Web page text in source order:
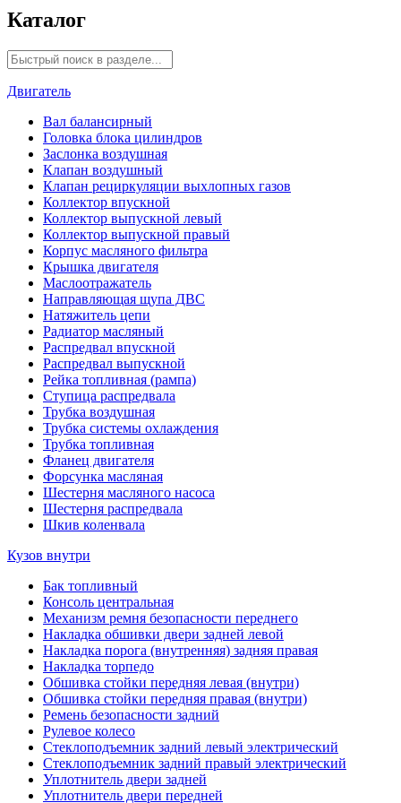
Каталог
Двигатель
Вал балансирный
Головка блока цилиндров
Заслонка воздушная
Клапан воздушный
Клапан рециркуляции выхлопных газов
Коллектор впускной
Коллектор выпускной левый
Коллектор выпускной правый
Корпус масляного фильтра
Крышка двигателя
Маслоотражатель
Направляющая щупа ДВС
Натяжитель цепи
Радиатор масляный
Распредвал впускной
Распредвал выпускной
Рейка топливная (рампа)
Ступица распредвала
Трубка воздушная
Трубка системы охлаждения
Трубка топливная
Фланец двигателя
Форсунка масляная
Шестерня масляного насоса
Шестерня распредвала
Шкив коленвала
Кузов внутри
Бак топливный
Консоль центральная
Механизм ремня безопасности переднего
Накладка обшивки двери задней левой
Накладка порога (внутренняя) задняя правая
Накладка торпедо
Обшивка стойки передняя левая (внутри)
Обшивка стойки передняя правая (внутри)
Ремень безопасности задний
Рулевое колесо
Стеклоподъемник задний левый электрический
Стеклоподъемник задний правый электрический
Уплотнитель двери задней
Уплотнитель двери передней